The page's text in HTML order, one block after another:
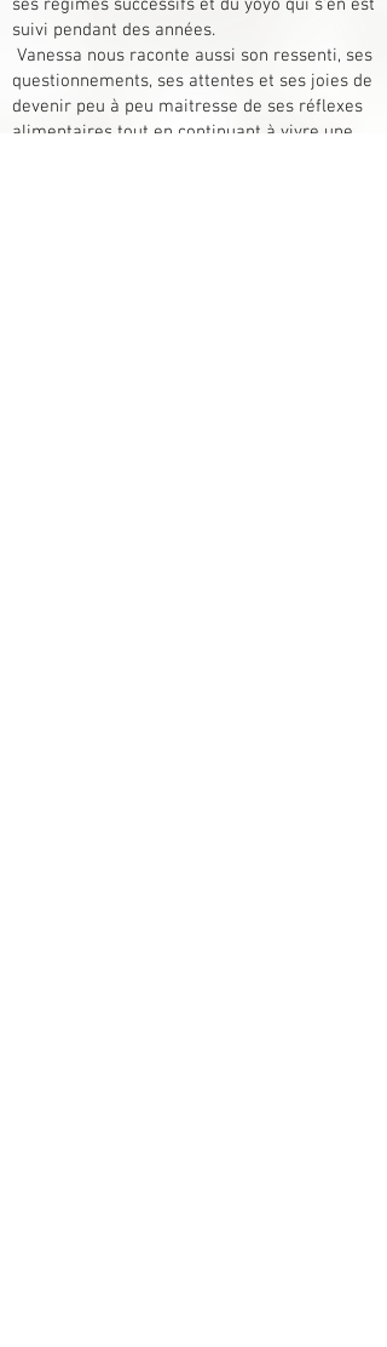
ses régimes successifs et du yoyo qui s'en est
suivi pendant des années.
Vanessa nous raconte aussi son ressenti, ses
questionnements, ses attentes et ses joies de
devenir peu à peu maitresse de ses réflexes
alimentaires tout en continuant à vivre une